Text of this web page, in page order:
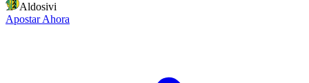
Aldosivi
Apostar Ahora